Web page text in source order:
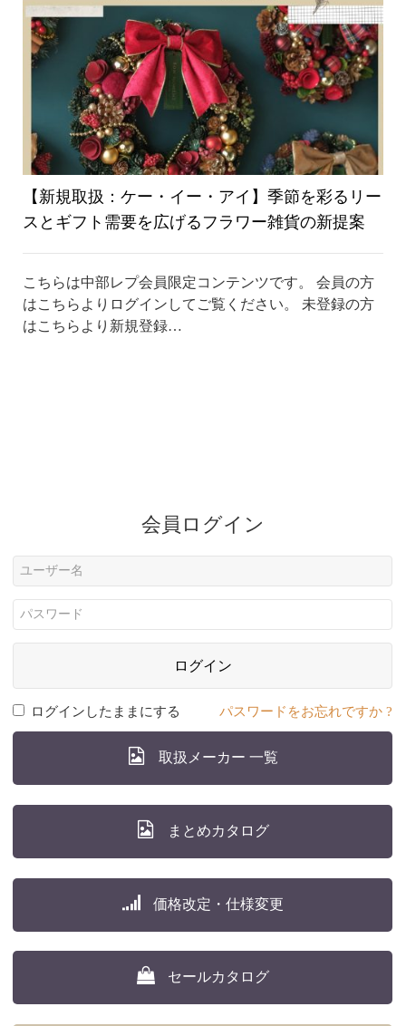
え
【新規取扱：ケー・イー・アイ】季節を彩るリー
スとギフト需要を広げるフラワー雑貨の新提案
こちらは中部レプ会員限定コンテンツです。 会員の方
はこちらよりログインしてご覧ください。 未登録の方
はこちらより新規登録…
会員ログイン
ログイン
ログインしたままにする パスワードをお忘れですか ?
取扱メーカー 一覧
まとめカタログ
価格改定・仕様変更
セールカタログ